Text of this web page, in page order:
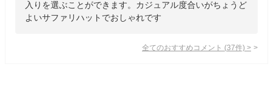
入りを選ぶことができます。カジュアル度合いがちょうど
よいサファリハットでおしゃれです
全てのおすすめコメント (37件) >